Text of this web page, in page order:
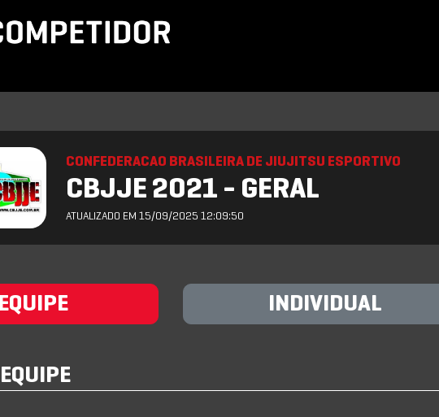
CONFEDERACAO BRASILEIRA DE JIUJITSU ESPORTIVO
CBJJE 2021 - GERAL
ATUALIZADO EM 15/09/2025 12:09:50
INDIVIDUAL